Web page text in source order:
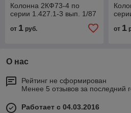
Колонна 2КФ73-4 по
серии 1.427.1-3 вып. 1/87
от 1 руб. от 1
О нас
Рейтинг не сформирован
Менее 5 отзывов за последний
Работает с 04.03.2016